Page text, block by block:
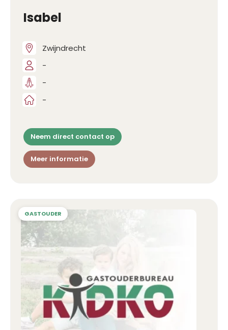
Isabel
Zwijndrecht
-
-
-
Neem direct contact op
Meer informatie